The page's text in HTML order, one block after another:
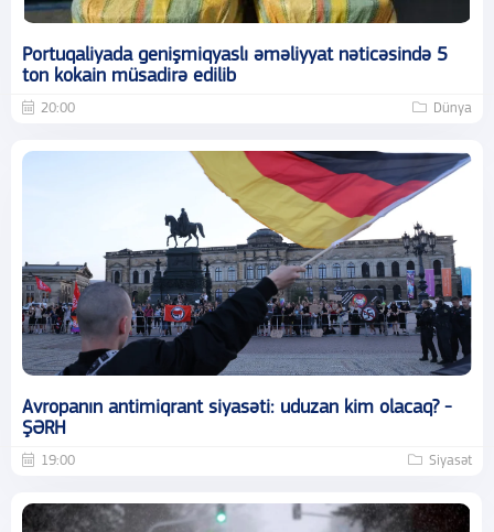
Portuqaliyada genişmiqyaslı əməliyyat nəticəsində 5
ton kokain müsadirə edilib
20:00 Dünya
Avropanın antimiqrant siyasəti: uduzan kim olacaq? -
ŞƏRH
19:00 Siyasət